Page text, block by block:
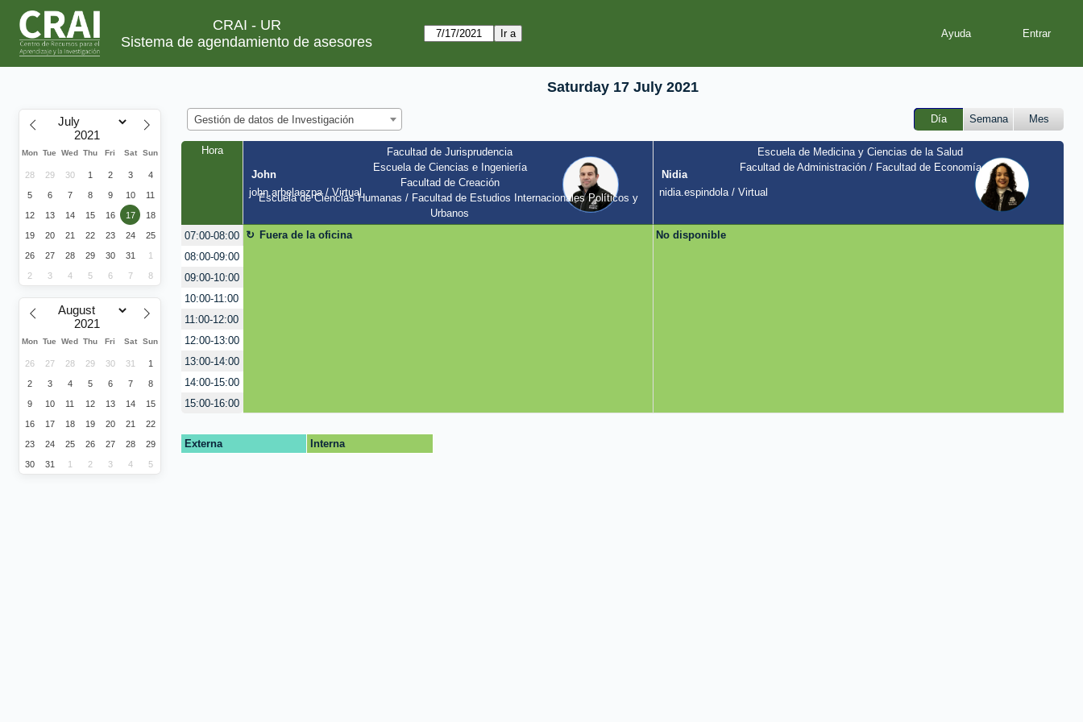
CRAI - UR
Sistema de agendamiento de asesores
Ayuda
Mon Tue Wed Thu Fri Sat Sun
28 29 30 1 2 3 4
5 6 7 8 9 10 11
12 13 14 15 16 17 18
19 20 21 22 23 24 25
26 27 28 29 30 31 1
2 3 4 5 6 7 8
Mon Tue Wed Thu Fri Sat Sun
26 27 28 29 30 31 1
2 3 4 5 6 7 8
9 10 11 12 13 14 15
16 17 18 19 20 21 22
23 24 25 26 27 28 29
30 31 1 2 3 4 5
Saturday 17 July 2021
Gestión de datos de Investigación Día Semana Mes
Hora
John
john.arbelaezpa / Virtual
Facultad de Jurisprudencia
Escuela de Ciencias e Ingeniería
Facultad de Creación
Escuela de Ciencias Humanas / Facultad de Estudios Internacionales Políticos y
Urbanos
Nidia
nidia.espindola / Virtual
Escuela de Medicina y Ciencias de la Salud
Facultad de Administración / Facultad de Economía
07:00-08:00 Fuera de la oficina
No disponible
08:00-09:00
09:00-10:00
10:00-11:00
11:00-12:00
12:00-13:00
13:00-14:00
14:00-15:00
15:00-16:00
Externa Interna